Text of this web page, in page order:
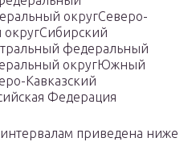
округСеверо-
федеральный
округЮжный
Кавказский
Федерация
приведена ниже